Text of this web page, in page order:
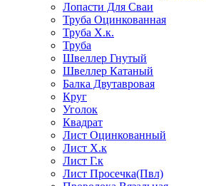
Лопасти Для Сваи
Труба Оцинкованная
Труба Х.к.
Труба
Швеллер Гнутый
Швеллер Катаный
Балка Двутавровая
Круг
Уголок
Квадрат
Лист Оцинкованный
Лист Х.к
Лист Г.к
Лист Просечка(Пвл)